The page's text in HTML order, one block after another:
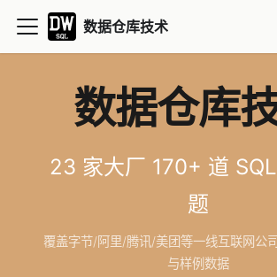
数据仓库技术
数据仓库
23 家大厂 170+ 道
题
覆盖字节/阿里/腾讯/美团等一线互联网公
与样例数据